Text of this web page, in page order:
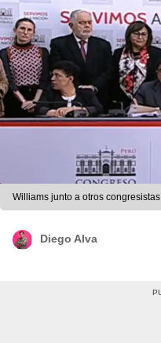
Williams junto a otros congresistas
Diego Alva